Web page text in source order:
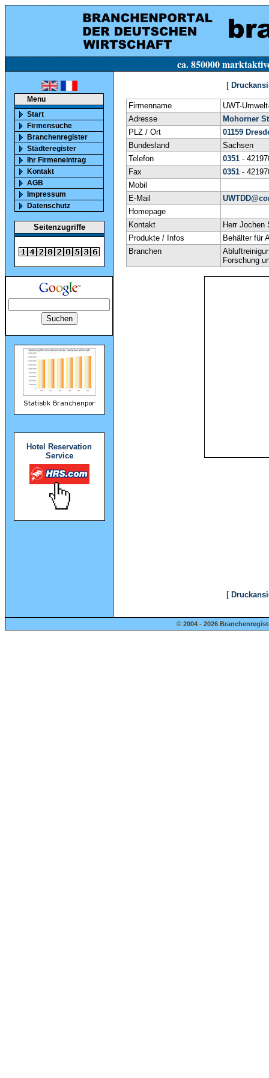
ca. 850000 marktaktive Firmen in
Menu
Start
Firmensuche
Branchenregister
Städteregister
Ihr Firmeneintrag
Kontakt
AGB
Impressum
Datenschutz
Seitenzugriffe
Hotel Reservation
Service
[
Firmenname
UWT-
Adresse
Mohorner
PLZ / Ort
01159
Bundesland
Sachsen
Telefon
0351-
Fax
0351-
Mobil
E-Mail
Homepage
Kontakt
Herr Jochen
Produkte / Infos
Behälter für
Branchen
Forschung
[
© 2004 - 2026